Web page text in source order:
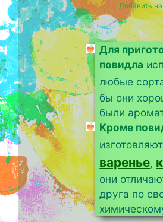
"Добавить
Для
повидла
любые
бы они
были
Кроме
варенье,
они
друга по